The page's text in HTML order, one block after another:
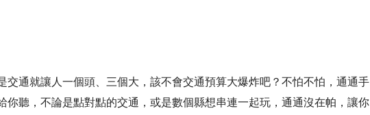
交通就讓人一個頭、三個大，該不會交通預算大爆炸吧？不怕不怕，通通手
你聽，不論是點對點的交通，或是數個縣想串連一起玩，通通沒在帕，讓你